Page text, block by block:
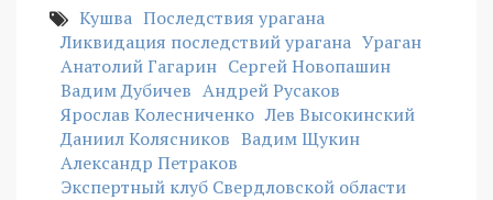
Кушва Последствия урагана
Ликвидация последствий урагана Ураган
Анатолий Гагарин Сергей Новопашин
Вадим Дубичев Андрей Русаков
Ярослав Колесниченко Лев Высокинский
Даниил Колясников Вадим Щукин
Александр Петраков
Экспертный клуб Свердловской области